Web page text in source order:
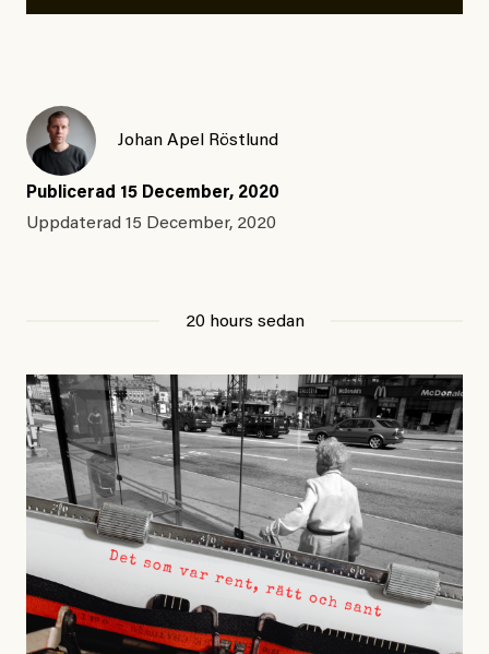
Johan Apel Röstlund
Publicerad 15 December, 2020
Uppdaterad 15 December, 2020
20 hours sedan